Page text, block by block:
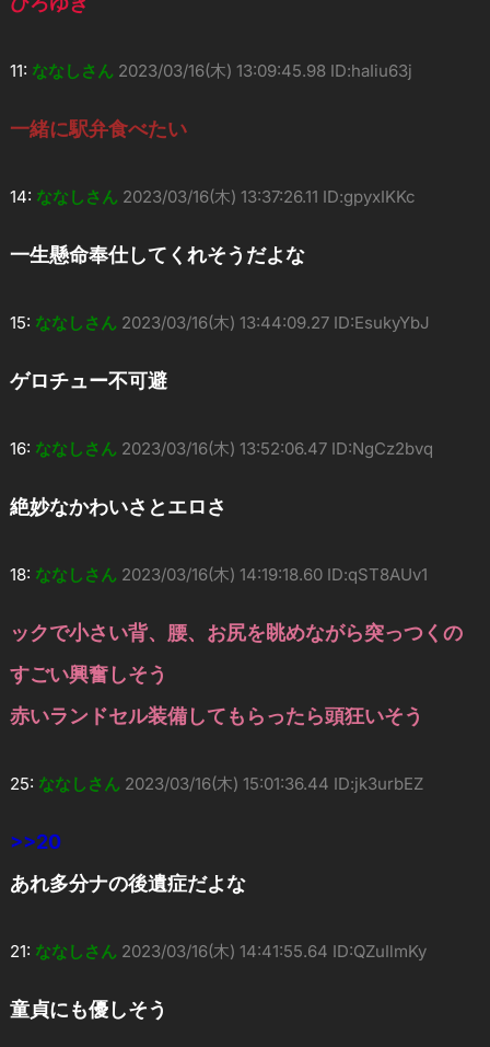
11: ななしさん 2023/03/16(木) 13:09:45.98 ID:haIiu63j
一緒に駅弁食べたい
14: ななしさん 2023/03/16(木) 13:37:26.11 ID:gpyxIKKc
一生懸命奉仕してくれそうだよな
15: ななしさん 2023/03/16(木) 13:44:09.27 ID:EsukyYbJ
ゲロチュー不可避
16: ななしさん 2023/03/16(木) 13:52:06.47 ID:NgCz2bvq
絶妙なかわいさとエロさ
18: ななしさん 2023/03/16(木) 14:19:18.60 ID:qST8AUv1
ックで小さい背、腰、お尻を眺めながら突っつくの
すごい興奮しそう
赤いランドセル装備してもらったら頭狂いそう
25: ななしさん 2023/03/16(木) 15:01:36.44 ID:jk3urbEZ
>>20
あれ多分ナの後遺症だよな
21: ななしさん 2023/03/16(木) 14:41:55.64 ID:QZuIlmKy
童貞にも優しそう